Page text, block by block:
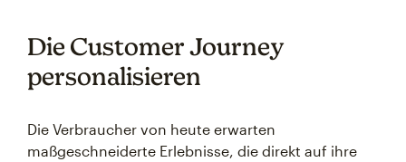
Die Customer Journey
personalisieren
Die Verbraucher von heute erwarten
maßgeschneiderte Erlebnisse, die direkt auf ihre